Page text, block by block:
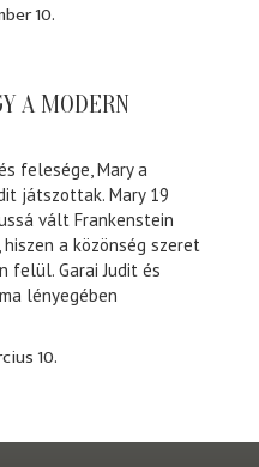
10.
A MODERN
felesége, Mary a
játszottak. Mary 19
vált Frankenstein
a közönség szeret
felül. Garai Judit és
lényegében
10.